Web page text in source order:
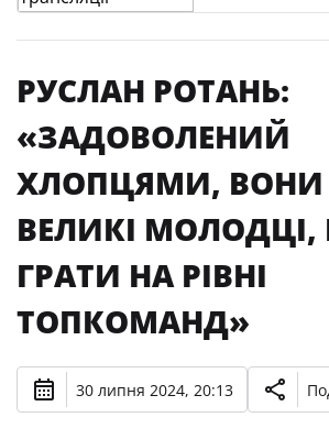
РУСЛАН РОТАНЬ:
«ЗАДОВОЛЕНИЙ
ХЛОПЦЯМИ,
ВЕЛИКІ
ГРАТИ НА РІВНІ
ТОПКОМАНД»
30 липня 2024, 20:13